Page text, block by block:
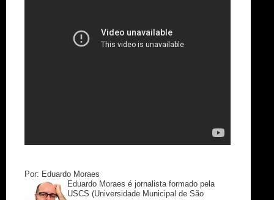
Por: Eduardo Moraes
Eduardo Moraes é jornalista formado pela
USCS (Universidade Municipal de São